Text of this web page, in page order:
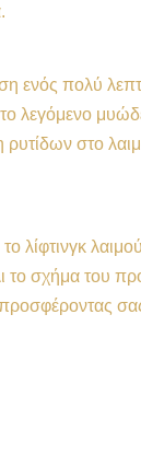
ενός πολύ
λεγόμενο
ρυτίδων στο
λίφτινγκ
το σχήμα του